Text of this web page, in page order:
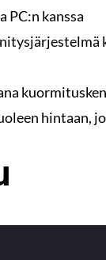
PC:n kanssa
hintaan,